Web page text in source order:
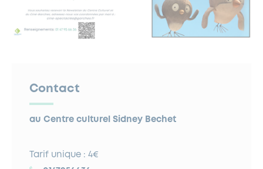
Contact
au Centre culturel Sidney Bechet
Tarif unique : 4€